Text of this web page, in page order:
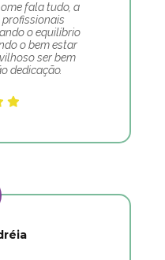
fala tudo, a
o equilíbrio
o bem estar
ser bem
dedicação.